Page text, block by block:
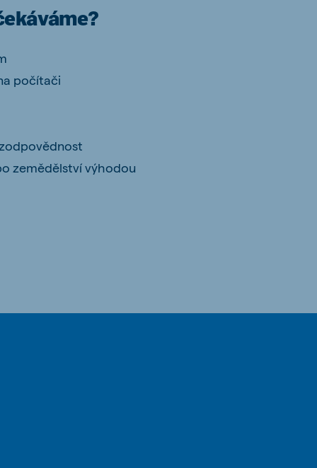
počítači
zemědělství výhodou